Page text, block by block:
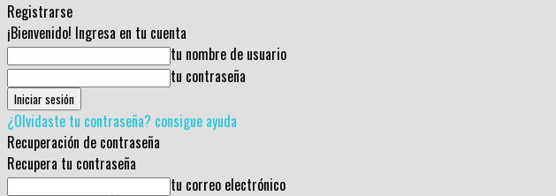
Registrarse
¡Bienvenido! Ingresa en tu cuenta
tu nombre de usuario
tu contraseña
¿Olvidaste tu contraseña? consigue ayuda
Recuperación de contraseña
Recupera tu contraseña
tu correo electrónico